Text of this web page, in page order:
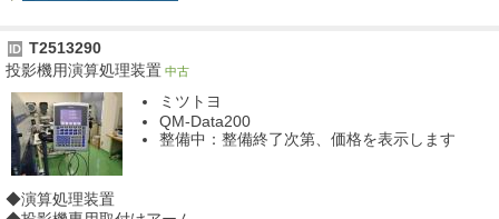
ID T2513290
投影機用演算処理装置 中古
ミツトヨ
QM-Data200
整備中：整備終了次第、価格を表示します
◆演算処理装置